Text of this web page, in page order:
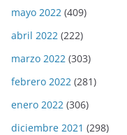
mayo 2022 (409)
abril 2022 (222)
marzo 2022 (303)
febrero 2022 (281)
enero 2022 (306)
diciembre 2021 (298)